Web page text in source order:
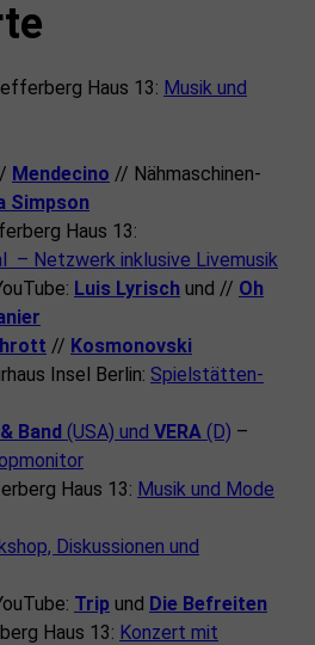
Haus 13: Musik und
Mendecino // Nähmaschinen-
Simpson
Haus 13:
– Netzwerk inklusive Livemusik
Luis Lyrisch und // Oh
// Kosmonovski
Insel Berlin: Spielstätten-
Band (USA) und VERA (D) –
Haus 13: Musik und Mode
Diskussionen und
Trip und Die Befreiten
Haus 13: Konzert mit